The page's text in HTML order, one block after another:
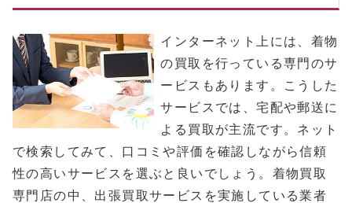
インターネット上には、着物
の買取を行っている専門のサ
ービスもあります。こうした
サービスでは、宅配や郵送に
よる買取が主流です。ネット
で検索してみて、口コミや評価を確認しながら信頼
性の高いサービスを選ぶと良いでしょう。着物買取
専門店の中、出張買取サービスを実施している業者